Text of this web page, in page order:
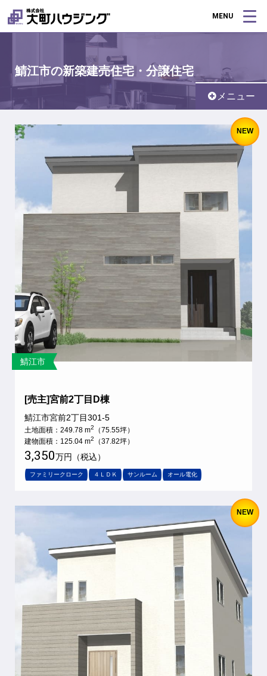
MENU
鯖江市の新築建売住宅・分譲住宅
メニュー
NEW
鯖江市
[売主]宮前2丁目D棟
鯖江市宮前2丁目301-5
土地面積：249.78 m2
（75.55坪）
建物面積：125.04 m2 （37.82坪）
3,350万円（税込）
ファミリークローク ４ＬＤＫ サンルーム オール電化
NEW